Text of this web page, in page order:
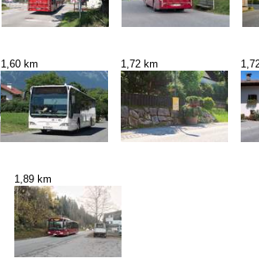
1,60 km 1,72 km
1,89 km